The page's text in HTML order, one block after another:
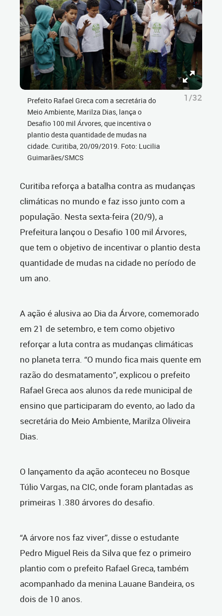
Prefeito Rafael Greca com a secretária do
Meio Ambiente, Marilza Dias, lança o
Desafio 100 mil Árvores, que incentiva o
plantio desta quantidade de mudas na
cidade. Curitiba, 20/09/2019. Foto: Lucilia
Guimarães/SMCS
1/32
Curitiba reforça a batalha contra as mudanças
climáticas no mundo e faz isso junto com a
população. Nesta sexta-feira (20/9), a
Prefeitura lançou o Desafio 100 mil Árvores,
que tem o objetivo de incentivar o plantio desta
quantidade de mudas na cidade no período de
um ano.
A ação é alusiva ao Dia da Árvore, comemorado
em 21 de setembro, e tem como objetivo
reforçar a luta contra as mudanças climáticas
no planeta terra. “O mundo fica mais quente em
razão do desmatamento”, explicou o prefeito
Rafael Greca aos alunos da rede municipal de
ensino que participaram do evento, ao lado da
secretária do Meio Ambiente, Marilza Oliveira
Dias.
O lançamento da ação aconteceu no Bosque
Túlio Vargas, na CIC, onde foram plantadas as
primeiras 1.380 árvores do desafio.
“A árvore nos faz viver”, disse o estudante
Pedro Miguel Reis da Silva que fez o primeiro
plantio com o prefeito Rafael Greca, também
acompanhado da menina Lauane Bandeira, os
dois de 10 anos.